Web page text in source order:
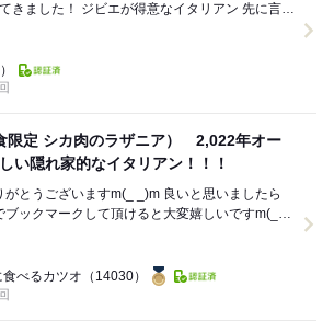
限定 シカ肉のラザニア） 2,022年オー
い隠れ家的なイタリアン！！！
いますm(_ _)m 良いと思いましたら
ブックマークして頂けると大変嬉しいですm(_
べるカツオ （14030）